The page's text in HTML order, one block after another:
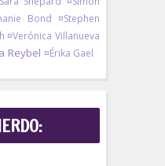
Bond ¤Stephen
¤Verónica Villanueva
Reybel ¤Érika Gael